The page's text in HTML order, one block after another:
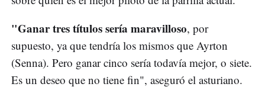
"Ganar tres títulos sería maravilloso, por
supuesto, ya que tendría los mismos que Ayrton
(Senna). Pero ganar cinco sería todavía mejor, o siete.
Es un deseo que no tiene fin", aseguró el asturiano.